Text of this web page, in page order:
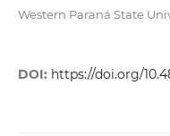
Western Paraná State
DOI: https://doi.org/